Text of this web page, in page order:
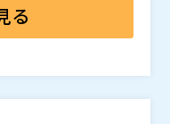
すべきポイントがい
スが多くあります。
を付けるべきか、ユ
現する方法について
いケースが多くあり
（） マジセミ株式
る